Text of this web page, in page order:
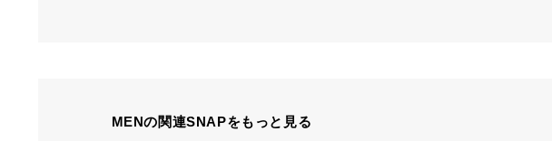
MENの関連SNAPをもっと見る